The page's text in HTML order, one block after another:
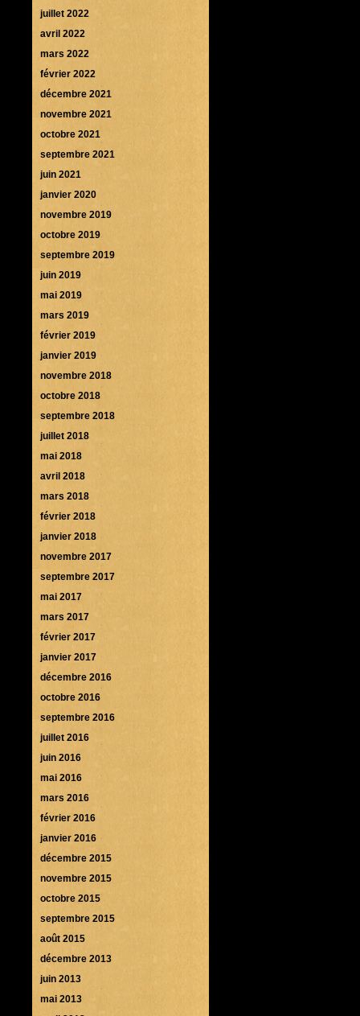
juillet 2022
avril 2022
mars 2022
février 2022
décembre 2021
novembre 2021
octobre 2021
septembre 2021
juin 2021
janvier 2020
novembre 2019
octobre 2019
septembre 2019
juin 2019
mai 2019
mars 2019
février 2019
janvier 2019
novembre 2018
octobre 2018
septembre 2018
juillet 2018
mai 2018
avril 2018
mars 2018
février 2018
janvier 2018
novembre 2017
septembre 2017
mai 2017
mars 2017
février 2017
janvier 2017
décembre 2016
octobre 2016
septembre 2016
juillet 2016
juin 2016
mai 2016
mars 2016
février 2016
janvier 2016
décembre 2015
novembre 2015
octobre 2015
septembre 2015
août 2015
décembre 2013
juin 2013
mai 2013